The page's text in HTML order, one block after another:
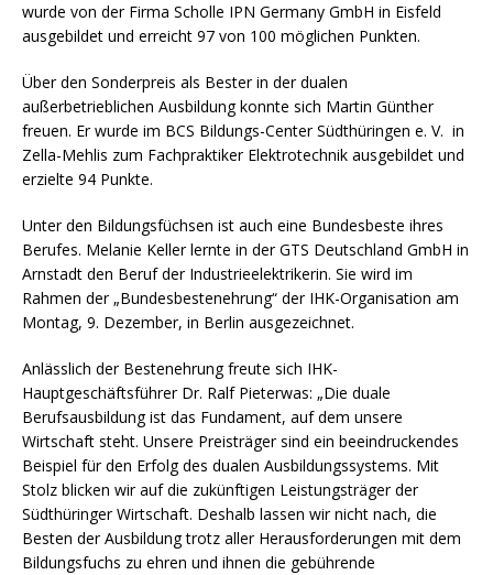
wurde von der Firma Scholle IPN Germany GmbH in Eisfeld
ausgebildet und erreicht 97 von 100 möglichen Punkten.
Über den Sonderpreis als Bester in der dualen
außerbetrieblichen Ausbildung konnte sich Martin Günther
freuen. Er wurde im BCS Bildungs-Center Südthüringen e. V. in
Zella-Mehlis zum Fachpraktiker Elektrotechnik ausgebildet und
erzielte 94 Punkte.
Unter den Bildungsfüchsen ist auch eine Bundesbeste ihres
Berufes. Melanie Keller lernte in der GTS Deutschland GmbH in
Arnstadt den Beruf der Industrieelektrikerin. Sie wird im
Rahmen der „Bundesbestenehrung“ der IHK-Organisation am
Montag, 9. Dezember, in Berlin ausgezeichnet.
Anlässlich der Bestenehrung freute sich IHK-
Hauptgeschäftsführer Dr. Ralf Pieterwas: „Die duale
Berufsausbildung ist das Fundament, auf dem unsere
Wirtschaft steht. Unsere Preisträger sind ein beeindruckendes
Beispiel für den Erfolg des dualen Ausbildungssystems. Mit
Stolz blicken wir auf die zukünftigen Leistungsträger der
Südthüringer Wirtschaft. Deshalb lassen wir nicht nach, die
Besten der Ausbildung trotz aller Herausforderungen mit dem
Bildungsfuchs zu ehren und ihnen die gebührende